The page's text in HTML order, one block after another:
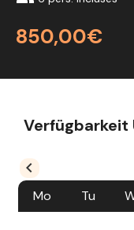
850,00€
Verfügbarkeit
Mo Tu